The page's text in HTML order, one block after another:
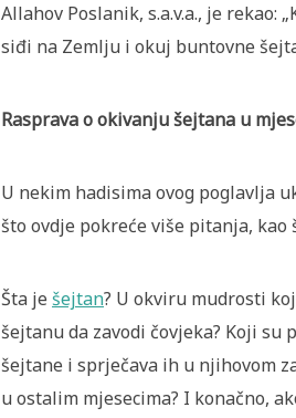
Allahov Poslanik, s.a.v.a., je rekao:
siđi na Zemlju i okuj buntovne
Rasprava o okivanju šejtana u
U nekim hadisima ovog poglavlja
što ovdje pokreće više pitanja, kao
Šta je šejtan? U okviru mudrosti
šejtanu da zavodi čovjeka? Koji su
šejtane i sprječava ih u njihovom
u ostalim mjesecima? I konačno,